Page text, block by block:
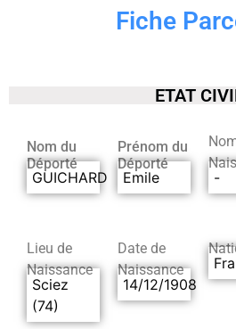
Fiche
ETAT
Nom du
Déporté
GUICHARD
Prénom du
Déporté
Emile -
Lieu de
Naissance
Sciez
(74)
Date de
Naissance
14/12/1908